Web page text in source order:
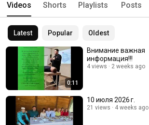
Videos Shorts Playlists Posts
Latest Popular Oldest
0:11
Внимание важная
информация!!!
4 views 2 weeks ago
10 июля 2026 г.
21 views 4 weeks ago